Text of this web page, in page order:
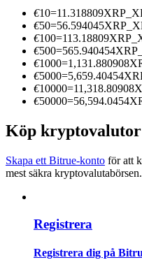
Bli en Copy Trader
Njut av vinstdelning
Big data-analys
€10=11.318809
€50=56.594045
€100=113.18809
€500=565.940454
€1000=1,131.880908
€5000=5,659.40454
€10000=11,318.80908
€50000=56,594.0454
Köp
Skapa ett Bitrue-konto för att
mest säkra kryptovalutabörsen.
Registrera
Registrera dig på